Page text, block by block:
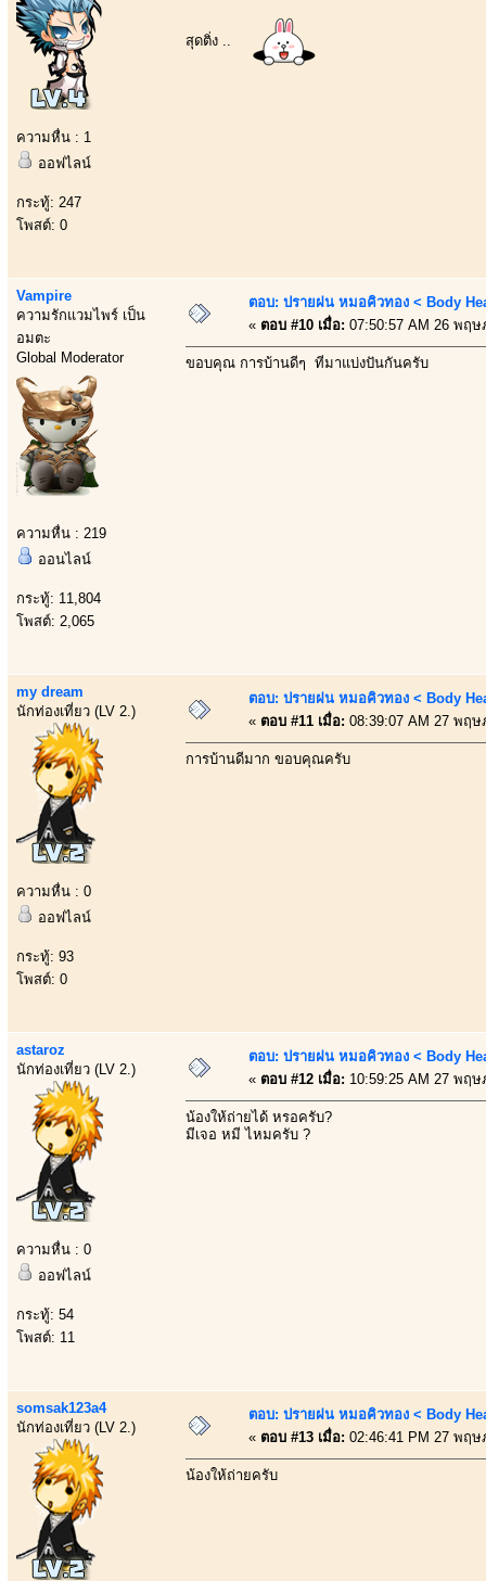
ความหื่น : 1
ออฟไลน์
กระทู้: 247
โพสต์: 0
สุดติ่ง ..
Vampire
ความรักแวมไพร์ เป็น
อมตะ
Global Moderator
ความหื่น : 219
ออนไลน์
กระทู้: 11,804
โพสต์: 2,065
ตอบ: ปรายฝน หมอคิวทอง < Body
« ตอบ #10 เมื่อ: 07:50:57 AM 26 พฤ
ขอบคุณ การบ้านดีๆ ที่มาแบ่งปันกันครับ
my dream
นักท่องเที่ยว (LV 2.)
ความหื่น : 0
ออฟไลน์
กระทู้: 93
โพสต์: 0
ตอบ: ปรายฝน หมอคิวทอง < Body
« ตอบ #11 เมื่อ: 08:39:07 AM 27 พฤ
การบ้านดีมาก ขอบคุณครับ
astaroz
นักท่องเที่ยว (LV 2.)
ความหื่น : 0
ออฟไลน์
กระทู้: 54
โพสต์: 11
ตอบ: ปรายฝน หมอคิวทอง < Body
« ตอบ #12 เมื่อ: 10:59:25 AM 27 พฤ
น้องให้ถ่ายได้ หรอครับ?
มีเจอ หมี ไหมครับ ?
somsak123a4
นักท่องเที่ยว (LV 2.)
ตอบ: ปรายฝน หมอคิวทอง < Body
« ตอบ #13 เมื่อ: 02:46:41 PM 27 พฤ
น้องให้ถ่ายครับ